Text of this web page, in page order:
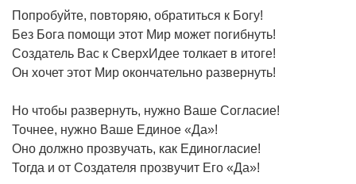
Попробуйте, повторяю, обратиться к Богу!
Без Бога помощи этот Мир может погибнуть!
Создатель Вас к СверхИдее толкает в итоге!
Он хочет этот Мир окончательно развернуть!
Но чтобы развернуть, нужно Ваше Согласие!
Точнее, нужно Ваше Единое «Да»!
Оно должно прозвучать, как Единогласие!
Тогда и от Создателя прозвучит Его «Да»!